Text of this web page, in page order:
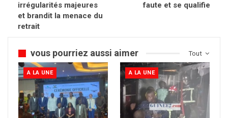
irrégularités majeures
et brandit la menace du
retrait
faute et se qualifie
Tout
vous pourriez aussi aimer
A LA UNE A LA UNE